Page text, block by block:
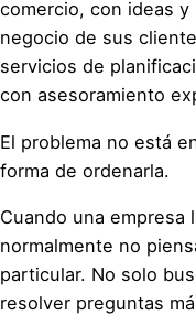
comercio, con ideas
negocio de sus
servicios de
con asesoramiento
El problema no está
forma de ordenarla.
Cuando una empresa
normalmente no
particular. No solo
resolver preguntas